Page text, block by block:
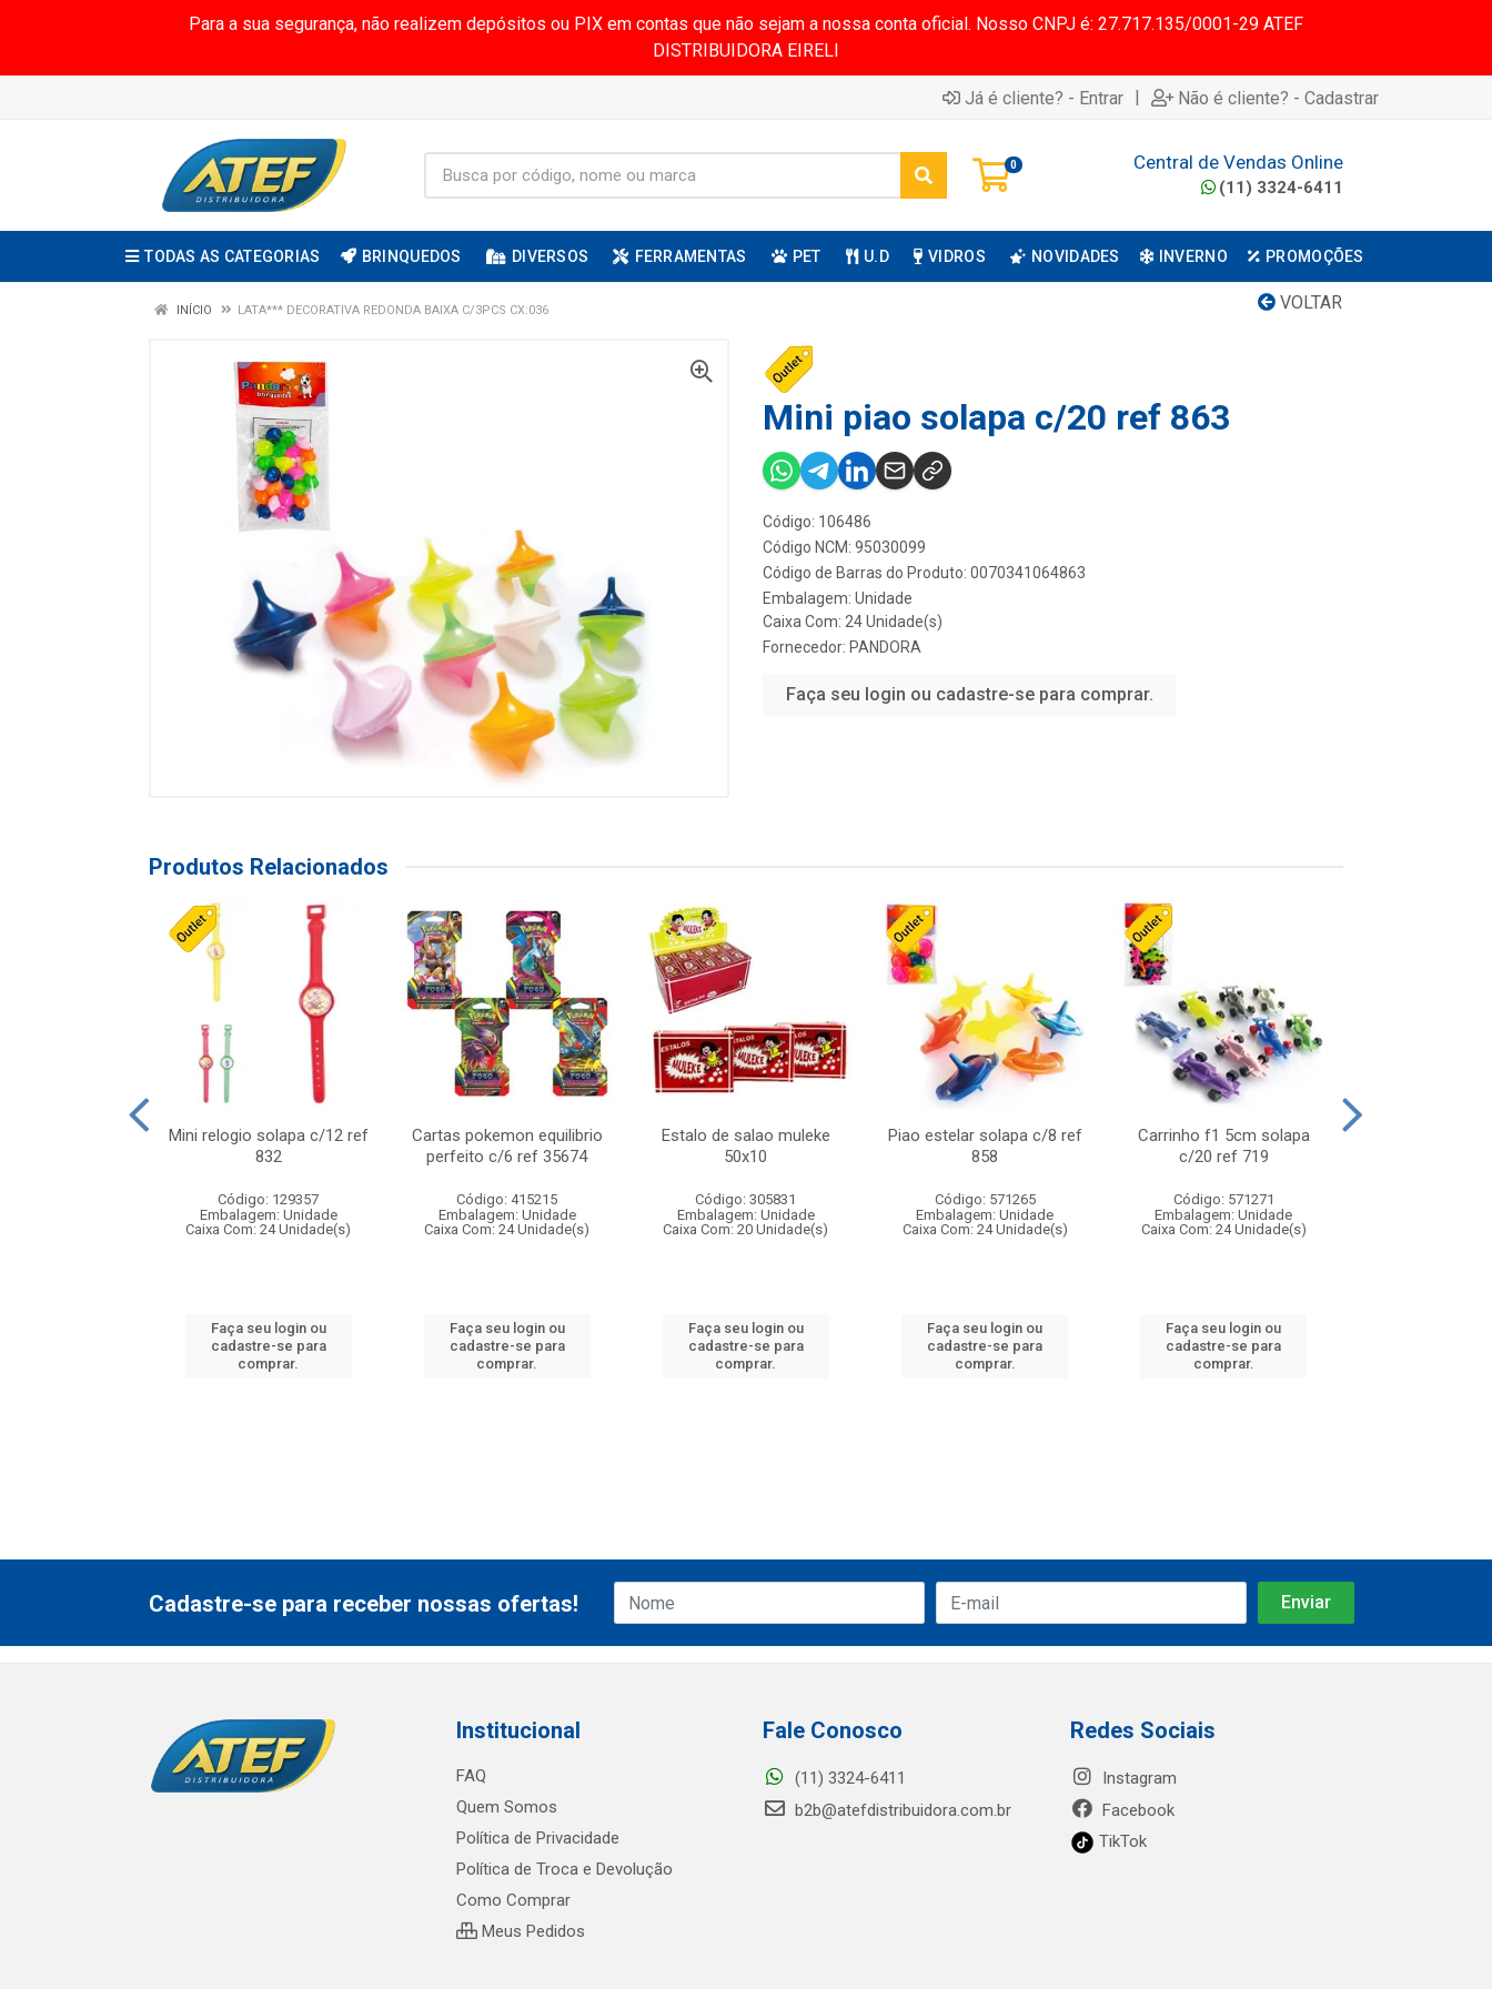
Para a sua segurança, não realizem depósitos ou PIX em contas que não sejam a nossa conta oficial. Nosso CNPJ é: 27.717.135/0001-29 ATEF
DISTRIBUIDORA EIRELI
Já é cliente? - Entrar | Não é cliente? - Cadastrar
0 Central de Vendas Online
(11) 3324-6411
TODAS AS CATEGORIAS BRINQUEDOS DIVERSOS FERRAMENTAS PET U.D VIDROS NOVIDADES INVERNO PROMOÇÕES
VOLTAR
INÍCIO LATA*** DECORATIVA REDONDA BAIXA C/3PCS CX:036
Mini piao solapa c/20 ref 863
Código: 106486
Código NCM: 95030099
Código de Barras do Produto: 0070341064863
Embalagem: Unidade
Caixa Com: 24 Unidade(s)
Fornecedor: PANDORA
Faça seu login ou cadastre-se para comprar.
Produtos Relacionados
Mini relogio solapa c/12 ref
832
Código: 129357
Embalagem: Unidade
Caixa Com: 24 Unidade(s)
Faça seu login ou
cadastre-se para
comprar.
Cartas pokemon equilibrio
perfeito c/6 ref 35674
Código: 415215
Embalagem: Unidade
Caixa Com: 24 Unidade(s)
Faça seu login ou
cadastre-se para
comprar.
Estalo de salao muleke
50x10
Código: 305831
Embalagem: Unidade
Caixa Com: 20 Unidade(s)
Faça seu login ou
cadastre-se para
comprar.
Piao estelar solapa c/8 ref
858
Código: 571265
Embalagem: Unidade
Caixa Com: 24 Unidade(s)
Faça seu login ou
cadastre-se para
comprar.
Carrinho f1 5cm solapa
c/20 ref 719
Código: 571271
Embalagem: Unidade
Caixa Com: 24 Unidade(s)
Faça seu login ou
cadastre-se para
comprar.
Cadastre-se para receber nossas ofertas!
Institucional
FAQ
Quem Somos
Política de Privacidade
Política de Troca e Devolução
Como Comprar
Meus Pedidos
Fale Conosco
(11) 3324-6411
b2b@atefdistribuidora.com.br
Redes Sociais
Instagram
Facebook
TikTok